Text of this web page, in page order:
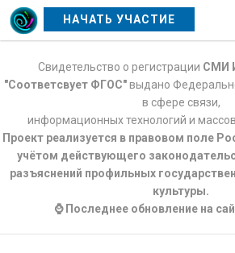
НАЧАТЬ УЧАСТИЕ
Свидетельство о регистрации СМИ
"Соответсвует ФГОС"выдано
в сфере связи,
информационных технологий и
Проект реализуется в правовом поле
учётом действующего
разъяснений профильных
культуры.
⌚ Последнее обновление на